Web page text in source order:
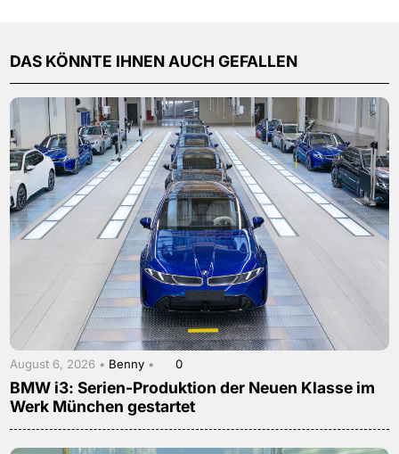
DAS KÖNNTE IHNEN AUCH GEFALLEN
August 6, 2026 • Benny • 0
BMW i3: Serien-Produktion der Neuen Klasse im
Werk München gestartet